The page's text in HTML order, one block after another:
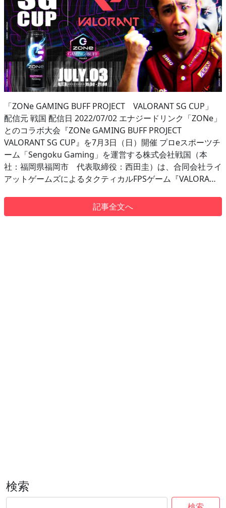
「ZONe GAMING BUFF PROJECT VALORANT SG CUP」
配信元 戦国 配信日 2022/07/02 エナジードリンク「ZONe」
とのコラボ大会『ZONe GAMING BUFF PROJECT
VALORANT SG CUP』を7月3日（日）開催 プロeスポーツチ
ーム「Sengoku Gaming」を運営する株式会社戦国（本
社：福岡県福岡市 代表取締役：西田圭）は、合同会社ライ
アットゲームズによるタクティカルFPSゲーム『VALORA…
記事全文へ
検索